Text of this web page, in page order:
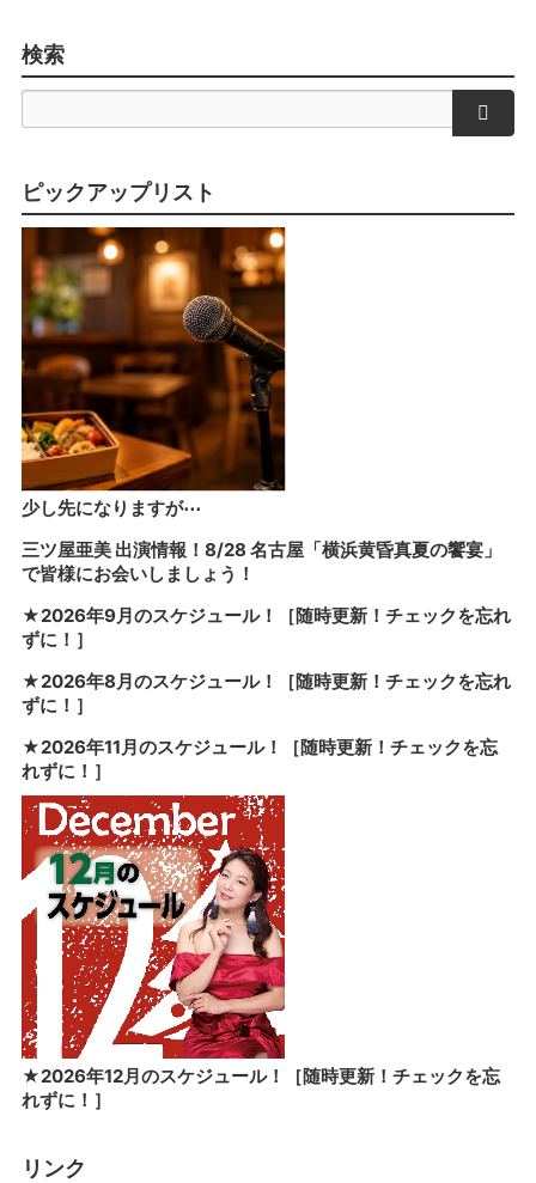
検索
ピックアップリスト
少し先になりますが⋯
三ツ屋亜美 出演情報！8/28 名古屋「横浜黄昏真夏の饗宴」
で皆様にお会いしましょう！
★2026年9月のスケジュール！［随時更新！チェックを忘れ
ずに！］
★2026年8月のスケジュール！［随時更新！チェックを忘れ
ずに！］
★2026年11月のスケジュール！［随時更新！チェックを忘
れずに！］
★2026年12月のスケジュール！［随時更新！チェックを忘
れずに！］
リンク